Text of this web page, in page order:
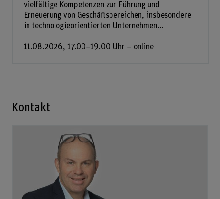
vielfältige Kompetenzen zur Führung und
Erneuerung von Geschäftsbereichen, insbesondere
in technologieorientierten Unternehmen...
11.08.2026, 17.00–19.00 Uhr – online
Kontakt